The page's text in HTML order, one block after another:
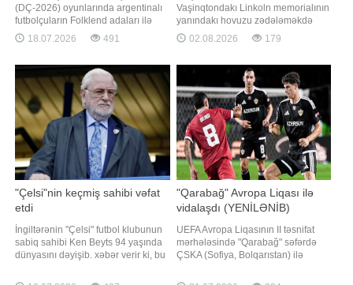
(DÇ-2026) oyunlarında argentinalı
futbolçuların Folklend adaları ilə
əlaqədar etirazlarını bildirmək
hüququnu müdafiə edir. xəbər verir
telekanalının əməkdaşı Rob Harris
məlumat verib. Ağ Evin 2026-cı il
dünya çempionatı üzrə işçi qrupunu
18.07.2026 491
Vaşinqtondakı Linkoln memorialının
yanındakı hovuzu zədələməkdə
təqsirləndirilən keçmiş olimpiyaçı
Devid Hernə qarşı cinayət işinə
xəbər verir ki, bu barədə ABŞ
Ədliyyə Nazirliyinin sənədlərinə
istinadən "The Washingto
02.08.2026 179
"Çelsi"nin keçmiş sahibi vəfat
etdi
İngiltərənin "Çelsi" futbol klubunun
sabiq sahibi Ken Beyts 94 yaşında
dünyasını dəyişib. xəbər verir ki, bu
xidməti məlumat yayıb. Onun
"Qarabağ" Avropa Liqası ilə
vidalaşdı (YENİLƏNİB)
UEFA Avropa Liqasının II təsnifat
mərhələsində "Qarabağ" səfərdə
ÇSKA (Sofiya, Bolqarıstan) ilə
nun məlumatına görə, "Vasil Levski"